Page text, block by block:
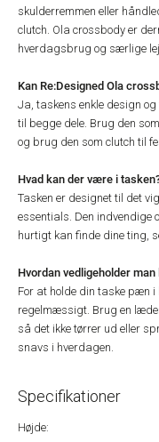
skulderremmen eller
clutch. Ola crossbody er
hverdagsbrug og særlige
Kan Re:Designed Ola
Ja, taskens enkle design
til begge dele. Brug den
og brug den som clutch til
Hvad kan der være i
Tasken er designet til det
essentials. Den indvendige
hurtigt kan finde dine ting,
Hvordan vedligeholder
For at holde din taske pæn
regelmæssigt. Brug en
så det ikke tørrer ud eller
snavs i hverdagen.
Specifikationer
Højde: